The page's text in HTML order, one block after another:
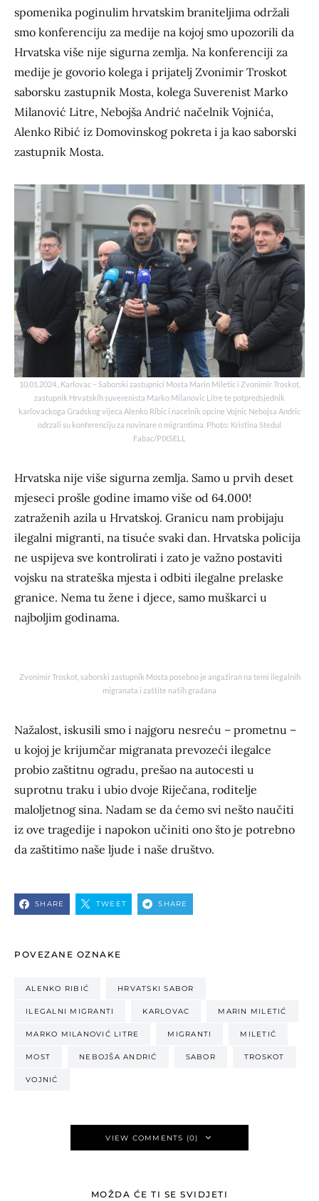
spomenika poginulim hrvatskim braniteljima održali
smo konferenciju za medije na kojoj smo upozorili da
Hrvatska više nije sigurna zemlja. Na konferenciji za
medije je govorio kolega i prijatelj Zvonimir Troskot
saborsku zastupnik Mosta, kolega Suverenist Marko
Milanović Litre, Nebojša Andrić načelnik Vojnića,
Alenko Ribić iz Domovinskog pokreta i ja kao saborski
zastupnik Mosta.
10.01.2024., Karlovac – Saborski zastupnici Mosta Marin Miletic i Zvonimir Troskot,
zastupnik Hrvatskih suverenista Marko Milanovic Litre te potpredsjednik
karlovackoga Gradskog vijeca Alenko Ribic i nacelnik opcine Vojnic Nebojsa Andric
odrzali su konferenciju za novinare o migrantima. Photo: Kristina Stedul
Fabac/PIXSELL
Hrvatska nije više sigurna zemlja. Samo u prvih deset
mjeseci prošle godine imamo više od 64.000!
zatraženih azila u Hrvatskoj. Granicu nam probijaju
ilegalni migranti, na tisuće svaki dan. Hrvatska policija
ne uspijeva sve kontrolirati i zato je važno postaviti
vojsku na strateška mjesta i odbiti ilegalne prelaske
granice. Nema tu žene i djece, samo muškarci u
najboljim godinama.
Zvonimir Troskot, saborski zastupnik Mosta posebno je angažiran na temi ilegalnih
migranata i zaštite naših građana
Nažalost, iskusili smo i najgoru nesreću – prometnu –
u kojoj je krijumčar migranata prevozeći ilegalce
probio zaštitnu ogradu, prešao na autocesti u
suprotnu traku i ubio dvoje Riječana, roditelje
maloljetnog sina. Nadam se da ćemo svi nešto naučiti
iz ove tragedije i napokon učiniti ono što je potrebno
da zaštitimo naše ljude i naše društvo.
SHARE TWEET SHARE
POVEZANE OZNAKE
ALENKO RIBIĆ HRVATSKI SABOR
ILEGALNI MIGRANTI KARLOVAC MARIN MILETIĆ
MARKO MILANOVIĆ LITRE MIGRANTI MILETIĆ
MOST NEBOJŠA ANDRIĆ SABOR TROSKOT
VOJNIĆ
VIEW COMMENTS (0)
MOŽDA ĆE TI SE SVIDJETI